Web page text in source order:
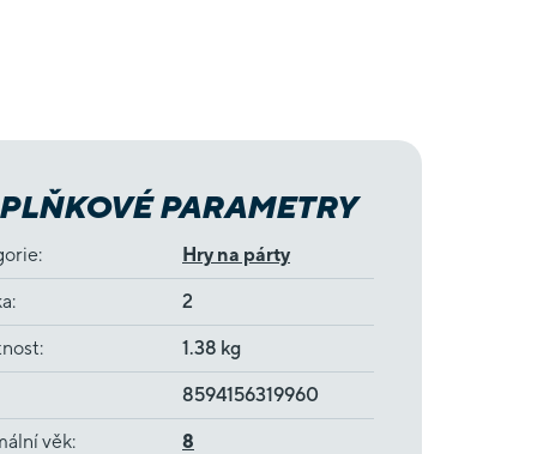
PARAMETRY
: Hry na párty
: 2
: 1.38 kg
8594156319960
věk: 8